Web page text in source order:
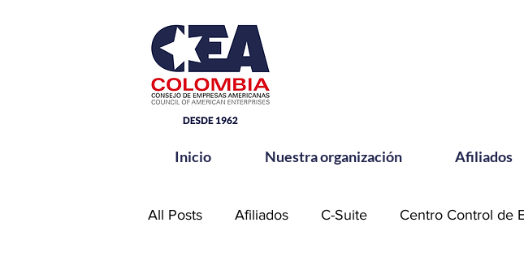
Inicio Nuestra organización Afiliados
All Posts Afiliados C-Suite Centro Control de